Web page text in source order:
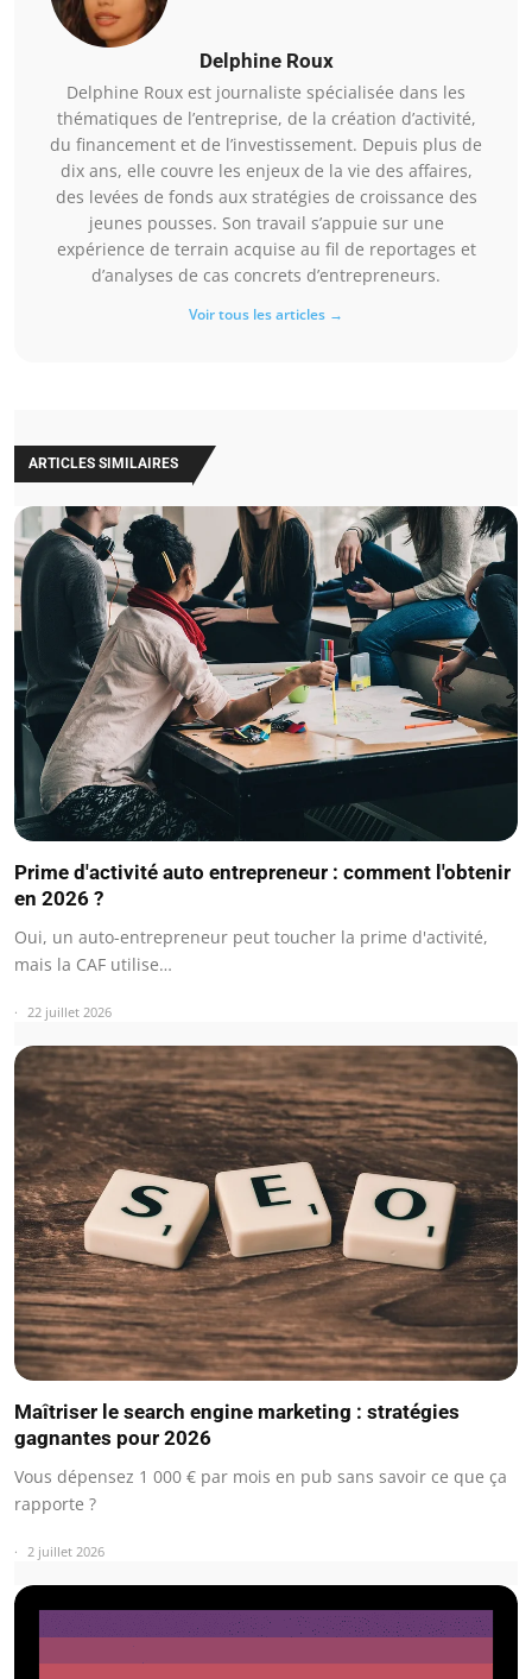
Delphine Roux
Delphine Roux est journaliste spécialisée dans les
thématiques de l’entreprise, de la création d’activité,
du financement et de l’investissement. Depuis plus de
dix ans, elle couvre les enjeux de la vie des affaires,
des levées de fonds aux stratégies de croissance des
jeunes pousses. Son travail s’appuie sur une
expérience de terrain acquise au fil de reportages et
d’analyses de cas concrets d’entrepreneurs.
Voir tous les articles →
ARTICLES SIMILAIRES
Prime d'activité auto entrepreneur : comment l'obtenir
en 2026 ?
Oui, un auto-entrepreneur peut toucher la prime d'activité,
mais la CAF utilise…
22 juillet 2026
Maîtriser le search engine marketing : stratégies
gagnantes pour 2026
Vous dépensez 1 000 € par mois en pub sans savoir ce que ça
rapporte ?
2 juillet 2026